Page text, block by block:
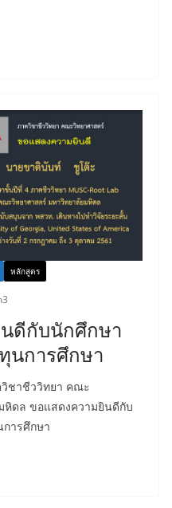
หลักสูตร
ดีกับนักศึกษา
นการศึกษา
ชาชีววิทยา คณะ
หิดล ขอแสดงความยินดีกับ
ารศึกษา